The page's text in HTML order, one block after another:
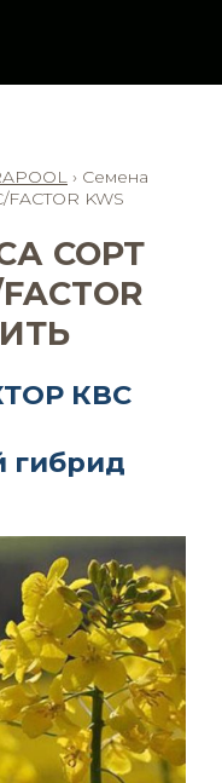
› Семена
KWS
СОРТ
КВС
гибрид